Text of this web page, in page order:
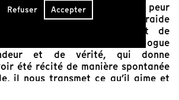
fierté d’être innu, et de sa peur
perde. Il nous parle de l’entraide
dans la communauté et de
aîné·e·s. Dans un monologue
et de vérité, qui donne
été récité de manière spontanée
il nous transmet ce qu’il aime et
Refuser Accepter